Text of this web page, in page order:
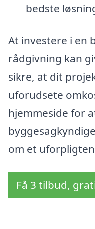
bedste
At investere i en
rådgivning kan
sikre, at dit
uforudsete
hjemmeside for
om et
Få 3 tilbud,